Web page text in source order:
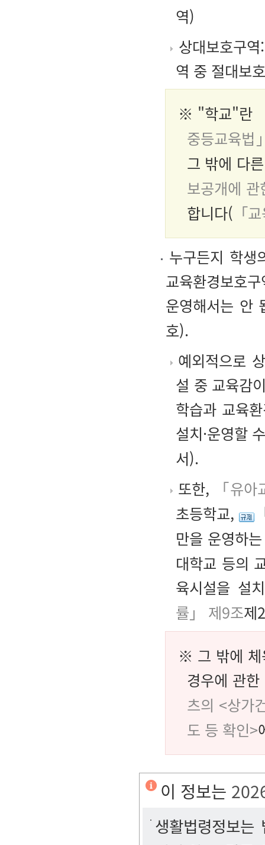
역)
상대보호구
역 중 절대보
※ "학교"란
중등교육법
그 밖에 다
보공개에
합니다( 「
누구든지 학생
교육환경보호
운영해서는 안
호).
예외적으로
설 중 교육감
학습과 교육
설치·운영할
서).
또한,
「유
초등학교,
만을 운영하
대학교 등의
육시설을 설
률」 제9조제
※ 그 밖에 체
경우에 관
츠의 <상가
도 등 확인>
이 정보는
생활법령정보